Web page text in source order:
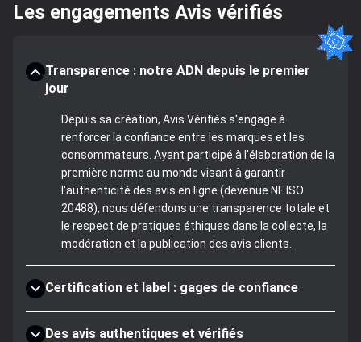
Les engagements Avis vérifiés
Transparence : notre ADN depuis le premier
jour
Depuis sa création, Avis Vérifiés s'engage à
renforcer la confiance entre les marques et les
consommateurs. Ayant participé à l'élaboration de la
première norme au monde visant à garantir
l'authenticité des avis en ligne (devenue NF ISO
20488), nous défendons une transparence totale et
le respect de pratiques éthiques dans la collecte, la
modération et la publication des avis clients.
Certification et label : gages de confiance
Des avis authentiques et vérifiés